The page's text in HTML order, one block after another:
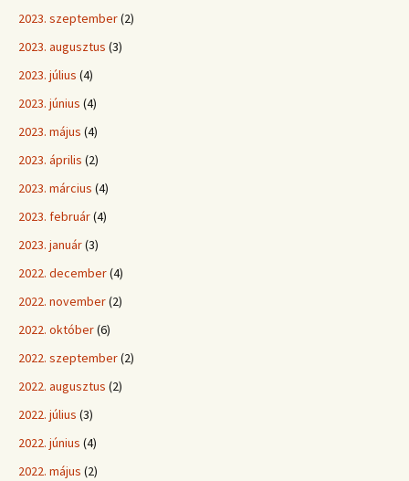
2023. szeptember(2)
2023. augusztus (3)
2023. július (4)
2023. június (4)
2023. május (4)
2023. április (2)
2023. március (4)
2023. február(4)
2023. január(3)
2022. december(4)
2022. november(2)
2022. október(6)
2022. szeptember(2)
2022. augusztus (2)
2022. július (3)
2022. június (4)
2022. május (2)